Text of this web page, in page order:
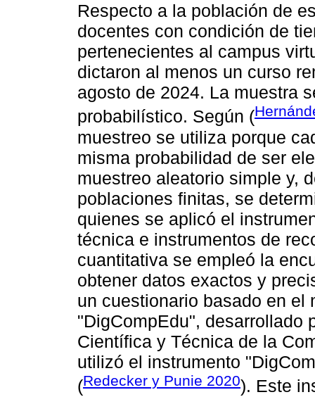
Respecto a la población de
docentes con condición de
pertenecientes al campus
dictaron al menos un curso
agosto de 2024. La muestra
probabilístico. Según (
muestreo se utiliza porque
misma probabilidad de ser
muestreo aleatorio simple y,
poblaciones finitas, se
quienes se aplicó el
técnica e instrumentos de
cuantitativa se empleó la
obtener datos exactos y
un cuestionario basado en el
"DigCompEdu", desarrollado
Científica y Técnica de la
utilizó el instrumento
(Redecker y Punie 2020). Este